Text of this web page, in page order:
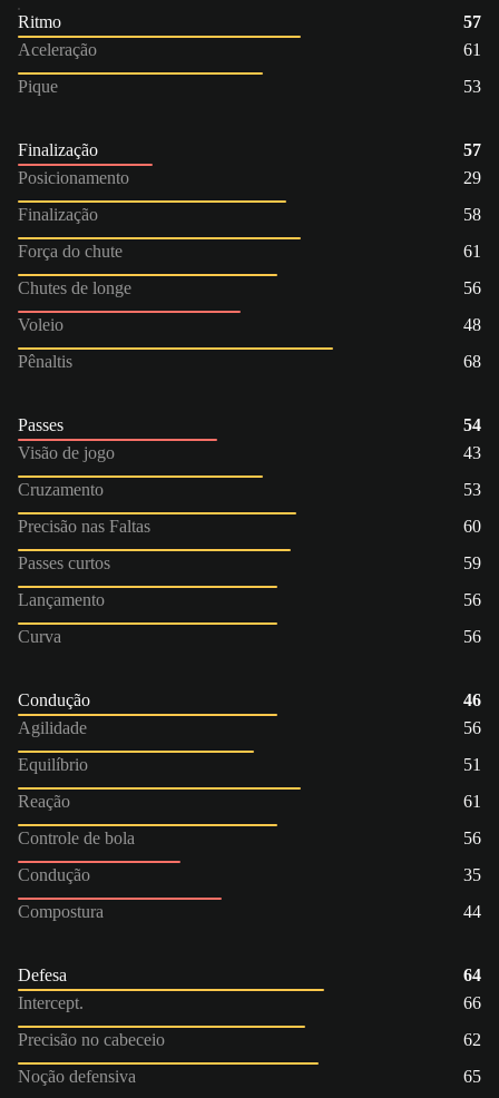
Ritmo
57
Aceleração
61
Pique
53
Finalização
57
Posicionamento
29
Finalização
58
Força do chute
61
Chutes de longe
56
Voleio
48
Pênaltis
68
Passes
54
Visão de jogo
43
Cruzamento
53
Precisão nas Faltas
60
Passes curtos
59
Lançamento
56
Curva
56
Condução
46
Agilidade
56
Equilíbrio
51
Reação
61
Controle de bola
56
Condução
35
Compostura
44
Defesa
64
Intercept.
66
Precisão no cabeceio
62
Noção defensiva
65